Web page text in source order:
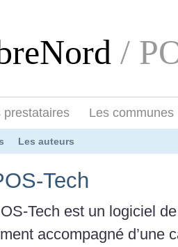
/
prestataires Les communes
Les auteurs
Tech
Tech est un logiciel
accompagné d’une